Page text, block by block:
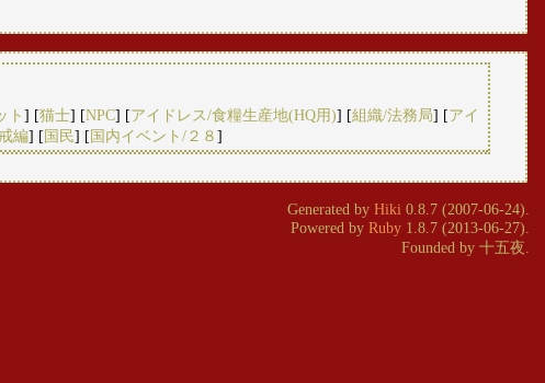
ト] [猫士] [NPC] [アイドレス/食糧生産地(HQ用)] [組織/法務局] [アイ
編] [国民] [国内イベント/２８]
Generated by Hiki 0.8.7 (2007-06-24).
Powered by Ruby1.8.7 (2013-06-27).
Founded by 十五夜.